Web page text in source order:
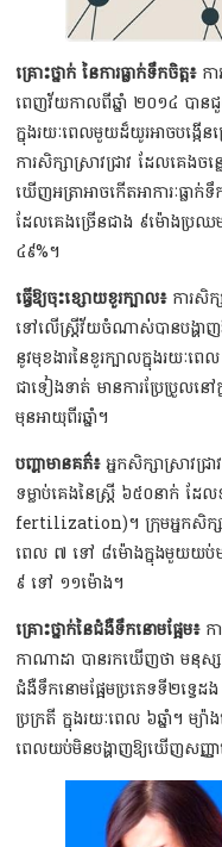
គ្រោះថ្នាក់ នៃការធ្លាក់ទឹកចិត្ដ៖ ក
ពេញវ័យកាលពីឆ្នាំ ២០១៤ បានជួយ
ក្នុងរយៈពេលមួយដ៏យូរអាចបង្កើនគ្
ការសិក្សាស្រាវជ្រាវ ដែលគេ
ឃើញអត្រាអាចកើតអាការៈធ្លា
ដែលគេងច្រើនជាង ៩ម៉ោងប្រឈមនឹ
៤៩%។
ធ្វើឱ្យចុះខ្សោយខួរក្បាល៖ ការសិ
ទៅលើស្រ្ដីវ័យចំណាស់បានបង្ហាញឱ្
នូវមុខងារនៃខួរក្បាលក្នុងរយៈព
ជាទៀងទាត់ មានការប្រែប្រួលន
មុនអាយុពីរឆ្នាំ។
បញ្ហាមានគភ៌៖អ្នកសិក្សាស្រាវជ្រ
ទម្លាប់គេងនៃស្រ្ដី ៦៥០នាក់ ដែ
fertilization)។ ក្រុមអ្នកសិក្សា
ពេល ៧ ទៅ ៨ម៉ោងក្នុងមួយយប់មា
៩ ទៅ ១១ម៉ោង។
គ្រោះថ្នាក់នៃជំងឺទឹកនោមផ្អែម៖ ក
កាណាដា បានរកឃើញថា មនុស្
ជំងឺទឹកនោមផ្អែមប្រភេទទី២ទ្វេ
ប្រក្រតី ក្នុងរយៈពេល ៦ឆ្នាំ។
ពេលយប់មិនបង្ហាញឱ្យឃើញសញ្ញា